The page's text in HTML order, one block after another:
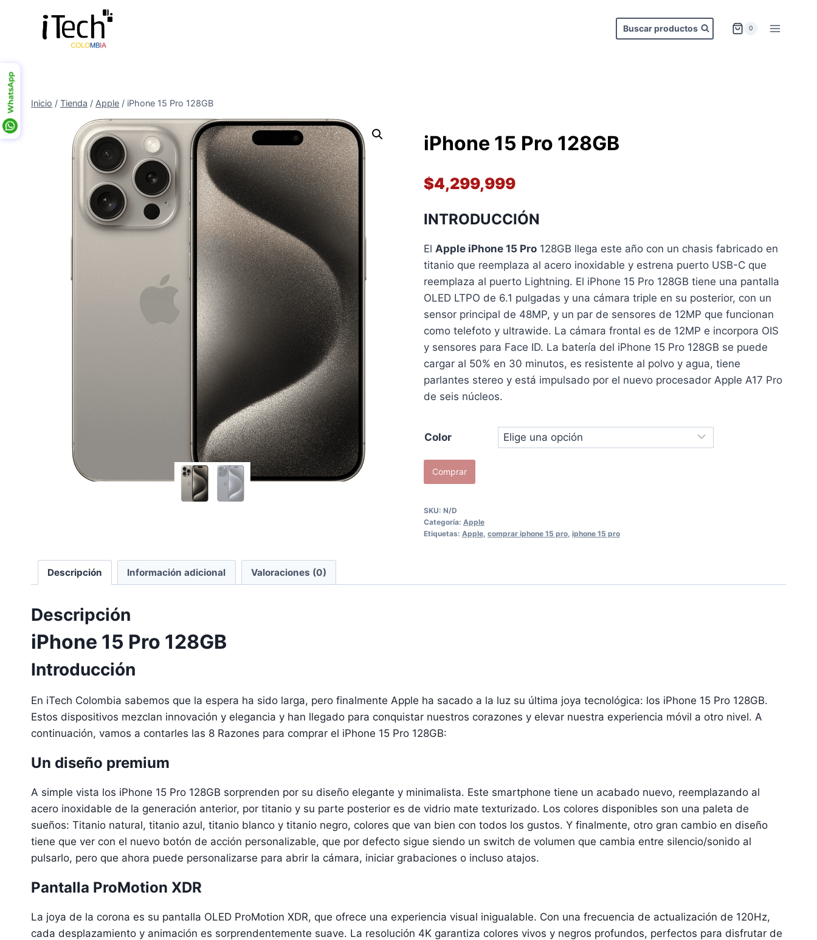
contenido
Buscar productos 0
Inicio / Tienda / Apple / iPhone 15 Pro 128GB
iPhone 15 Pro 128GB
$4,299,999
INTRODUCCIÓN
El Apple iPhone 15 Pro128GB llega este año con un chasis fabricado en
titanio que reemplaza al acero inoxidable y estrena puerto USB-C que
reemplaza al puerto Lightning. El iPhone 15 Pro 128GB tiene una pantalla
OLED LTPO de 6.1 pulgadas y una cámara triple en su posterior, con un
sensor principal de 48MP, y un par de sensores de 12MP que funcionan
como telefoto y ultrawide. La cámara frontal es de 12MP e incorpora OIS
y sensores para Face ID. La batería del iPhone 15 Pro 128GB se puede
cargar al 50% en 30 minutos, es resistente al polvo y agua, tiene
parlantes stereo y está impulsado por el nuevo procesador Apple A17 Pro
de seis núcleos.
Color
iPhone
15
128GB
cantidad
Comprar
SKU: N/D
Categoría: Apple
Etiquetas: Apple, comprar iphone 15 pro, iphone 15 pro
Descripción Información adicional Valoraciones (0)
Descripción
iPhone 15 Pro 128GB
Introducción
En iTech Colombia sabemos que la espera ha sido larga, pero finalmente Apple ha sacado a la luz su última joya tecnológica: los iPhone 15 Pro 128GB.
Estos dispositivos mezclan innovación y elegancia y han llegado para conquistar nuestros corazones y elevar nuestra experiencia móvil a otro nivel. A
continuación, vamos a contarles las 8 Razones para comprar el iPhone 15 Pro 128GB:
Un diseño premium
A simple vista los iPhone 15 Pro 128GB sorprenden por su diseño elegante y minimalista. Este smartphone tiene un acabado nuevo, reemplazando al
acero inoxidable de la generación anterior, por titanio y su parte posterior es de vidrio mate texturizado. Los colores disponibles son una paleta de
sueños: Titanio natural, titanio azul, titanio blanco y titanio negro, colores que van bien con todos los gustos. Y finalmente, otro gran cambio en diseño
tiene que ver con el nuevo botón de acción personalizable, que por defecto sigue siendo un switch de volumen que cambia entre silencio/sonido al
pulsarlo, pero que ahora puede personalizarse para abrir la cámara, iniciar grabaciones o incluso atajos.
Pantalla ProMotion XDR
La joya de la corona es su pantalla OLED ProMotion XDR, que ofrece una experiencia visual inigualable. Con una frecuencia de actualización de 120Hz,
cada desplazamiento y animación es sorprendentemente suave. La resolución 4K garantiza colores vivos y negros profundos, perfectos para disfrutar de